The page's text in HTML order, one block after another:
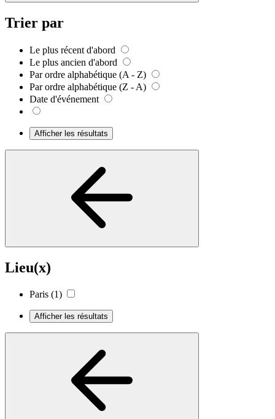
Trier par
Le plus récent d'abord
Le plus ancien d'abord
Par ordre alphabétique (A - Z)
Par ordre alphabétique (Z - A)
Date d'événement
Afficher les résultats
Lieu(x)
Paris (1)
Afficher les résultats